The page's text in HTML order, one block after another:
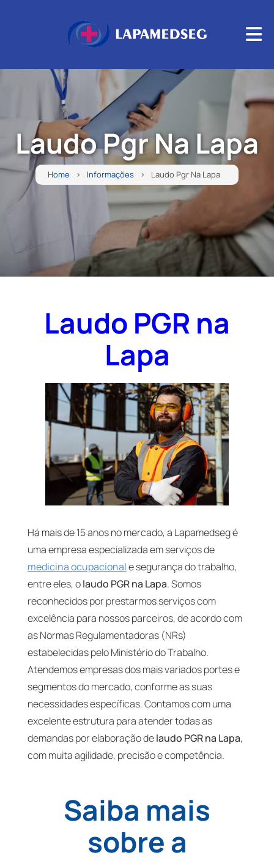
Laudo Pgr Na Lapa
Home Informações Laudo Pgr Na Lapa
Laudo PGR na
Lapa
Há mais de 15 anos no mercado, a Lapamedseg é
uma empresa especializada em serviços de
medicina ocupacionale segurança do trabalho,
entre eles, olaudo PGR na Lapa. Somos
reconhecidos por prestarmos serviços com
excelência para nossos parceiros, de acordo com
as Normas Regulamentadoras (NRs)
estabelecidas pelo Ministério do Trabalho.
Atendemos empresas dos mais variados portes e
segmentos do mercado, conforme as suas
necessidades específicas. Contamos com uma
excelente estrutura para atender todas as
demandas por elaboração delaudo PGR na Lapa,
com muita agilidade, precisão e competência.
Saiba mais
sobre a